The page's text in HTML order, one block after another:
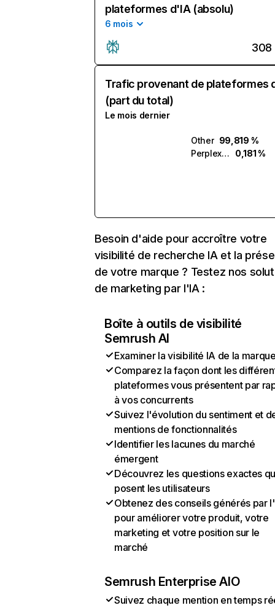
plateformes d'IA (absolu)
6 mois
308
Trafic provenant de plateformes
(part du total)
Le mois dernier
Other 99,819 %
Perplexity
0,181 %
Besoin d'aide pour accroître votre
visibilité de recherche IA et la
de votre marque ? Testez nos
de marketing par l'IA :
Boîte à outils de visibilité
Semrush AI
Examiner la visibilité IA de la
Comparez la façon dont les
plateformes vous présentent par
à vos concurrents
Suivez l'évolution du sentiment et
mentions de fonctionnalités
Identifier les lacunes du marché
émergent
Découvrez les questions exactes
posent les utilisateurs
Obtenez des conseils générés par
pour améliorer votre produit, votre
marketing et votre position sur le
marché
Semrush Enterprise AIO
Suivez chaque mention en temps